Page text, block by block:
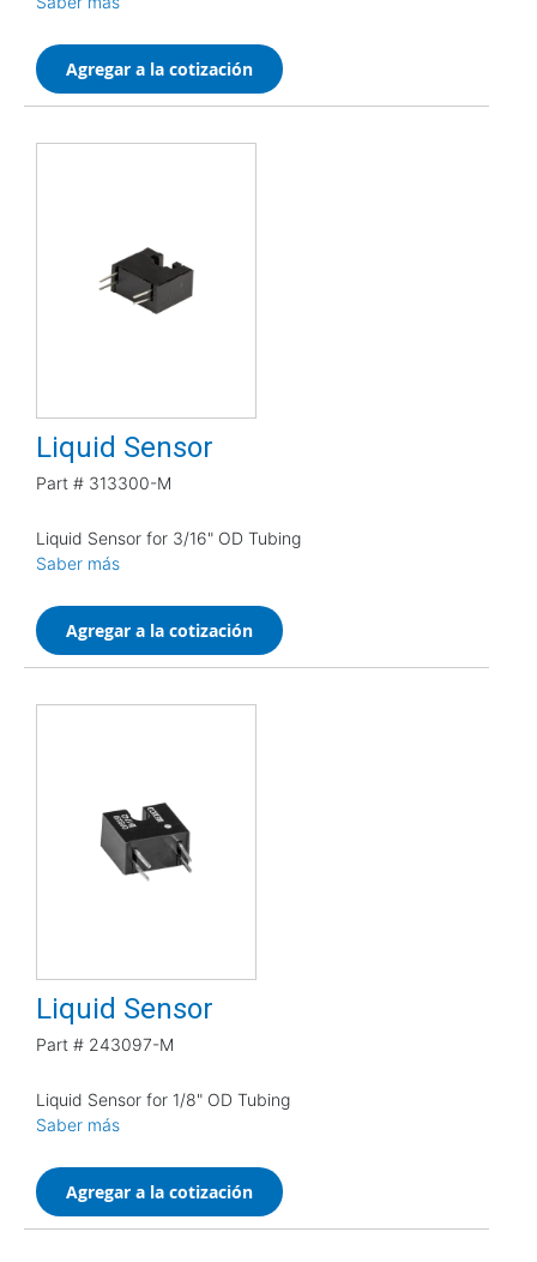
Agregar a la cotización
Liquid Sensor
Part # 313300-M
Liquid Sensor for 3/16" OD Tubing
Saber más
Agregar a la cotización
Liquid Sensor
Part # 243097-M
Liquid Sensor for 1/8" OD Tubing
Saber más
Agregar a la cotización